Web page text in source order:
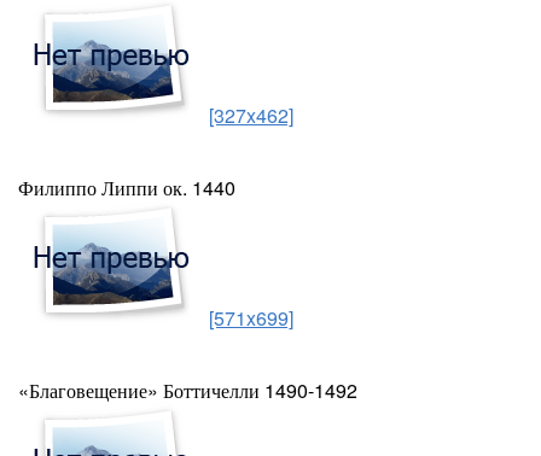
[327x462]
Филиппо Липпи ок. 1440
[571x699]
«Благовещение» Боттичелли 1490-1492